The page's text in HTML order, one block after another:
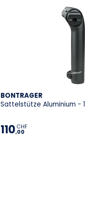
BONTRAGER
Sattelstütze Aluminium -
110,00
CHF